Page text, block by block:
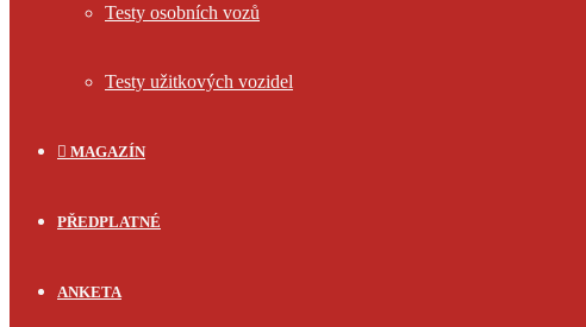
Testy osobních vozů
Testy užitkových vozidel
MAGAZÍN
PŘEDPLATNÉ
ANKETA